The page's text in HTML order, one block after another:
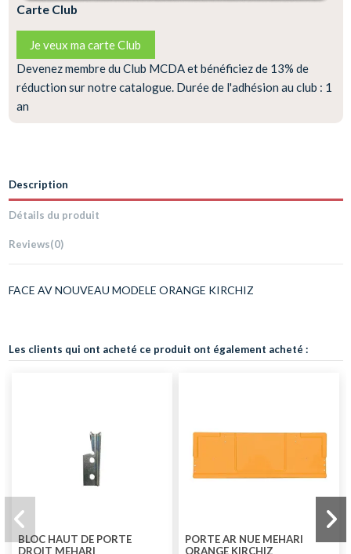
Carte Club
Je veux ma carte Club
Devenez membre du Club MCDA et bénéficiez de 13% de
réduction sur notre catalogue. Durée de l'adhésion au club : 1
an
Description
Détails du produit
Reviews(0)
FACE AV NOUVEAU MODELE ORANGE KIRCHIZ
Les clients qui ont acheté ce produit ont également acheté :
BLOC HAUT DE PORTE
DROIT MEHARI
PORTE AR NUE MEHARI
ORANGE KIRCHIZ